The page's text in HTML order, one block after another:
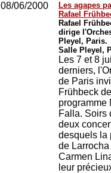
08/06/2000
Les agapes
Rafael
Rafael
dirige
Pleyel, Paris.
Salle Pleyel,
Les 7 et 8
derniers,
de Paris
Frühbeck
programme
Falla. Soirs
deux
desquels la
de
Carmen
leur